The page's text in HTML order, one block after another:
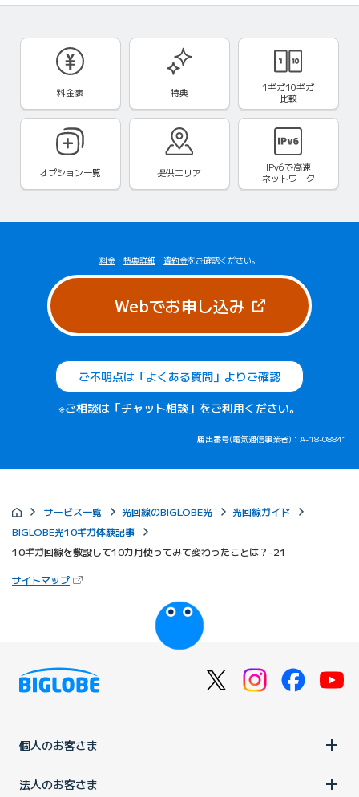
料金表 特典
1ギガ10ギガ
比較
オプション一覧 提供エリア IPv6で高速
ネットワーク
料金 ・ 特典詳細 ・ 違約金をご確認ください。
Webでお申し込み（新しいタブ
ご不明点は「よくある質問」よりご確認
※ご相談は「チャット相談」をご利用ください。
届出番号(電気通信事業者)：A-18-08841
サービス一覧 光回線のBIGLOBE光
光回線ガイド
BIGLOBE光10ギガ体験記事
10ギガ回線を敷設して10カ月使ってみて変わったことは？-21
サイトマップ（新しいタブで開きます）
びっぷるのページ
個人のお客さま
法人のお客さま